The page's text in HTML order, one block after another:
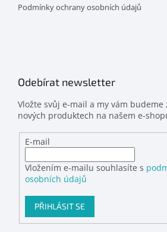
Podmínky ochrany osobních údajů
Odebírat newsletter
Vložte svůj e-mail a my vám
nových produktech na našem e-
E-mail
Vložením e-mailu souhlasíte s
osobních údajů
PŘIHLÁSIT SE